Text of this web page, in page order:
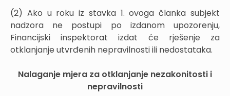
(2) Ako u roku iz stavka 1. ovoga članka subjekt
nadzora ne postupi po izdanom upozorenju,
Financijski inspektorat izdat će rješenje za
otklanjanje utvrđenih nepravilnosti ili nedostataka.
Nalaganje mjera za otklanjanje nezakonitosti i
nepravilnosti